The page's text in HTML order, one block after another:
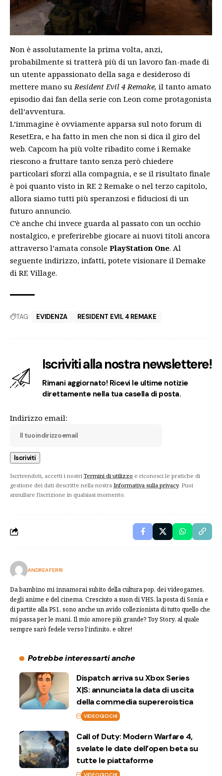
Non è assolutamente la prima volta, anzi,
probabilmente si tratterà più di un lavoro fan-made di
un utente appassionato della saga e desideroso di
mettere mano suResident Evil 4 Remake, il tanto amato
episodio dai fan della serie con Leon come protagonista
dell’avventura.
L’immagine è ovviamente apparsa sul noto forum di
ResetEra, e ha fatto in men che non si dica il giro del
web. Capcom ha più volte ribadito come i Remake
riescono a fruttare tanto senza però chiedere
particolari sforzi alla compagnia, e se il risultato finale
è poi quanto visto in RE 2 Remake o nel terzo capitolo,
allora siamo tutti più speranzosi e fiduciosi di un
futuro annuncio.
C’è anche chi invece guarda al passato con un occhio
nostalgico, e preferirebbe giocare ai nuovi titoli ancora
attraverso l’amata console PlayStation One. Al
seguente indirizzo, infatti, potete visionare il Demake
di RE Village.
TAG: EVIDENZA RESIDENT EVIL 4 REMAKE
Iscriviti alla nostra newslettere!
Rimani aggiornato! Ricevi le ultime notizie
direttamente nella tua casella di posta.
Indirizzo email:
Iscrivendoti, accetti i nostri Termini di utilizzo e riconosci le pratiche di
gestione dei dati descritte nella nostra Informativa sulla privacy. Puoi
annullare l'iscrizione in qualsiasi momento.
ANDREA FERRI
Da bambino mi innamorai subito della cultura pop, dei videogames,
degli anime e del cinema. Cresciuto a suon di VHS, la posta di Sonia e
di partite alla PS1, sono anche un avido collezionista di tutto quello che
mi passa per le mani. Il mio amore più grande? Toy Story, al quale
sempre sarò fedele verso l'infinito, e oltre!
Potrebbe interessarti anche
Dispatch arriva su Xbox Series
X|S: annunciata la data di uscita
della commedia supereroistica
VIDEOGIOCHI
Call of Duty: Modern Warfare 4,
svelate le date dell’open beta su
tutte le piattaforme